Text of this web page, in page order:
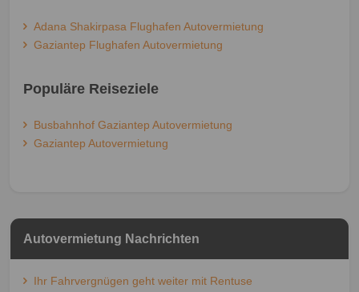
Adana Shakirpasa Flughafen Autovermietung
Gaziantep Flughafen Autovermietung
Populäre Reiseziele
Busbahnhof Gaziantep Autovermietung
Gaziantep Autovermietung
Autovermietung Nachrichten
Ihr Fahrvergnügen geht weiter mit Rentuse